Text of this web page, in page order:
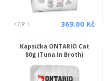
s DPH 369.00 Kč
Kapsička ONTARIO Cat
80g (Tuna in Broth)